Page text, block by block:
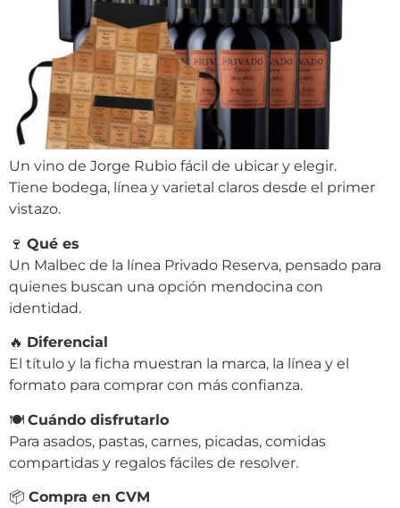
Un vino de Jorge Rubio fácil de ubicar y elegir.
Tiene bodega, línea y varietal claros desde el primer
vistazo.
🍷 Qué es
Un Malbec de la línea Privado Reserva, pensado para
quienes buscan una opción mendocina con
identidad.
🔥 Diferencial
El título y la ficha muestran la marca, la línea y el
formato para comprar con más confianza.
🍽 Cuándo disfrutarlo
Para asados, pastas, carnes, picadas, comidas
compartidas y regalos fáciles de resolver.
📦 Compra en CVM